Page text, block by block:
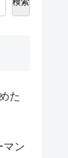
検索
た
マン